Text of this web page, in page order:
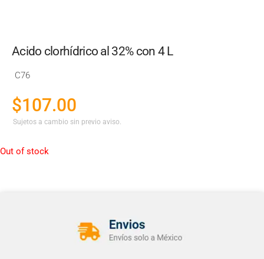
Acido clorhídrico al 32% con 4 L
C76
$107.00
Sujetos a cambio sin previo aviso.
Out of stock